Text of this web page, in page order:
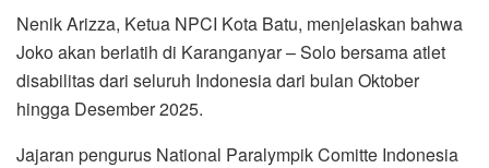
Nenik Arizza, Ketua NPCI Kota Batu, menjelaskan bahwa
Joko akan berlatih di Karanganyar – Solo bersama atlet
disabilitas dari seluruh Indonesia dari bulan Oktober
hingga Desember 2025.
Jajaran pengurus National Paralympik Comitte Indonesia